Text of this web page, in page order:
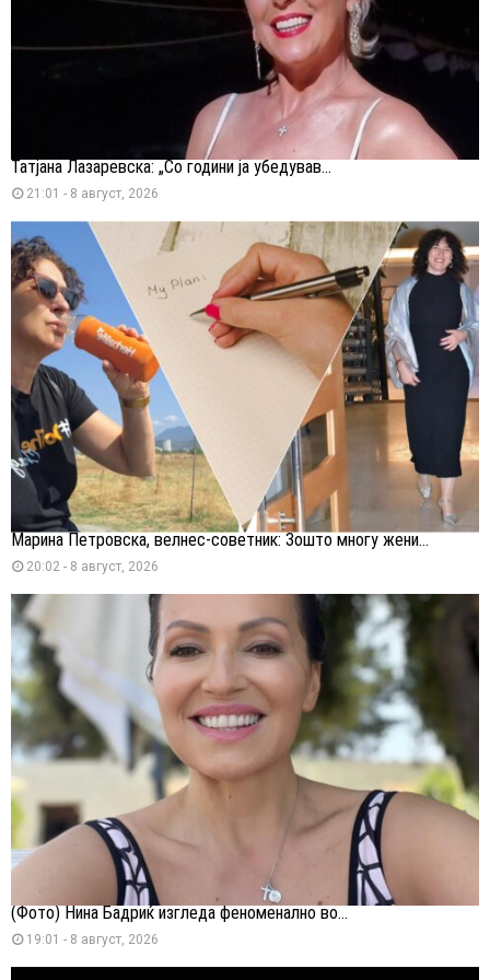
Татјана Лазаревска: „Со години ја убедував...
21:01 - 8 август, 2026
Марина Петровска, велнес-советник: Зошто многу жени...
20:02 - 8 август, 2026
(Фото) Нина Бадриќ изгледа феноменално во...
19:01 - 8 август, 2026